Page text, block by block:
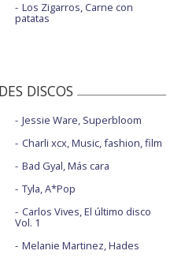
Los Zigarros, Carne con
patatas
DISCOS
Jessie Ware, Superbloom
Charli xcx, Music, fashion, film
Bad Gyal, Más cara
Tyla, A*Pop
Carlos Vives, El último disco
Vol. 1
Melanie Martinez, Hades